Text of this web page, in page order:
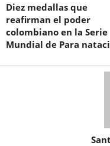
Diez medallas que
reafirman el poder
colombiano en la Serie
Mundial de Para